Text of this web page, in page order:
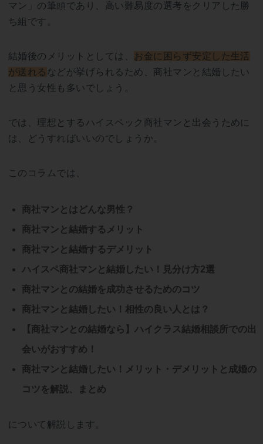
マン」の筆頭であり、高い難易度の選考をクリアした勝
ち組です。
結婚後のメリットとしては、
お金に困らず安定した生活
が送れる などが挙げられるため、商社マンと結婚したい
と思う女性も多いでしょう。
では、理想とするハイスペック商社マンと出会うために
は、どうすればいいのでしょうか。
このコラムでは、
商社マンとはどんな男性？
商社マンと結婚するメリット
商社マンと結婚するデメリット
ハイスペ商社マンと結婚したい！見分け方2選
商社マンとの結婚を成功させるためのコツ
商社マンと結婚したい！相性の良い人とは？
【商社マンとの結婚なら】ハイクラス結婚相談所での出
会いがおすすめ！
商社マンと結婚したい！メリット・デメリットと成婚の
コツを解説、まとめ
について解説します。